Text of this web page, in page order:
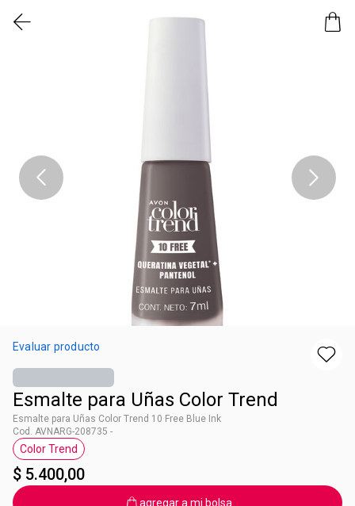
Evaluar producto
Esmalte para Uñas Color Trend
Esmalte para Uñas Color Trend 10 Free Blue Ink
Cod. AVNARG-208735 -
Etiqueta Color Trend
Color Trend
$ 5.400,00
agregar a mi bolsa